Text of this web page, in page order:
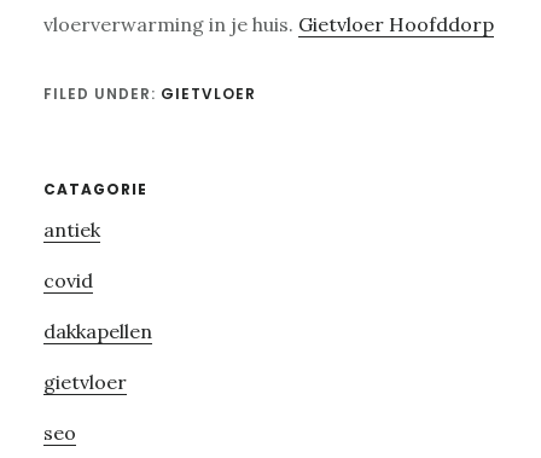
vloerverwarming in je huis. Gietvloer Hoofddorp
FILED UNDER: GIETVLOER
Primary
Sidebar
CATAGORIE
antiek
covid
dakkapellen
gietvloer
seo